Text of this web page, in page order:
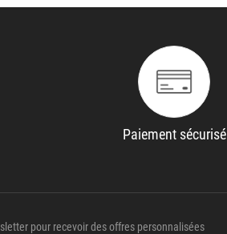
Paiement sécurisé
pour recevoir des offres personnalisées